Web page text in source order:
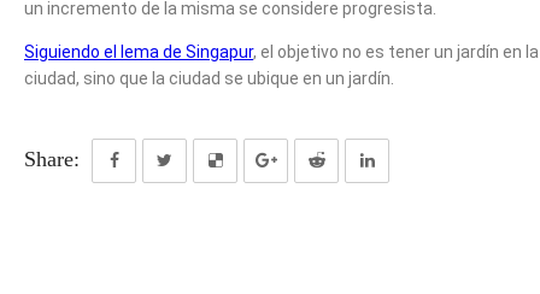
un incremento de la misma se considere progresista.
Siguiendo el lema de Singapur, el objetivo no es tener un jardín en la
ciudad, sino que la ciudad se ubique en un jardín.
Share: